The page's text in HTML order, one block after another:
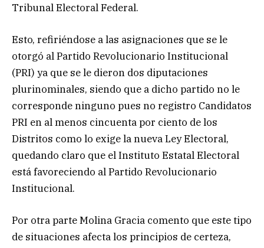
Tribunal Electoral Federal.
Esto, refiriéndose a las asignaciones que se le
otorgó al Partido Revolucionario Institucional
(PRI) ya que se le dieron dos diputaciones
plurinominales, siendo que a dicho partido no le
corresponde ninguno pues no registro Candidatos
PRI en al menos cincuenta por ciento de los
Distritos como lo exige la nueva Ley Electoral,
quedando claro que el Instituto Estatal Electoral
está favoreciendo al Partido Revolucionario
Institucional.
Por otra parte Molina Gracia comento que este tipo
de situaciones afecta los principios de certeza,